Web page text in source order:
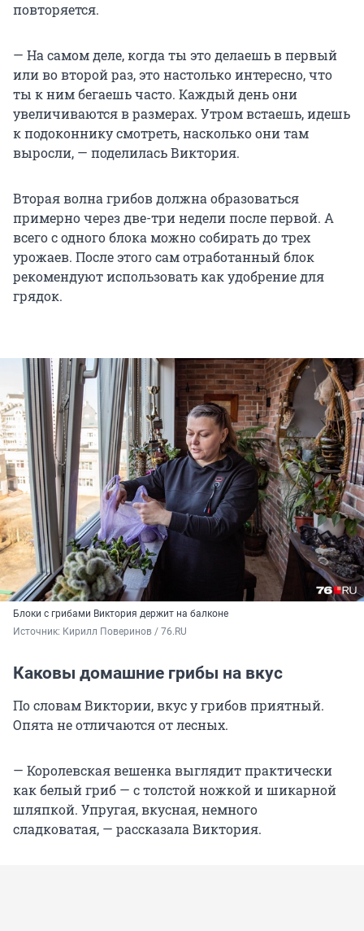
повторяется.
— На самом деле, когда ты это делаешь в первый
или во второй раз, это настолько интересно, что
ты к ним бегаешь часто. Каждый день они
увеличиваются в размерах. Утром встаешь, идешь
к подоконнику смотреть, насколько они там
выросли, — поделилась Виктория.
Вторая волна грибов должна образоваться
примерно через две-три недели после первой. А
всего с одного блока можно собирать до трех
урожаев. После этого сам отработанный блок
рекомендуют использовать как удобрение для
грядок.
Блоки с грибами Виктория держит на балконе
Источник: Кирилл Поверинов / 76.RU
Каковы домашние грибы на вкус
По словам Виктории, вкус у грибов приятный.
Опята не отличаются от лесных.
— Королевская вешенка выглядит практически
как белый гриб — с толстой ножкой и шикарной
шляпкой. Упругая, вкусная, немного
сладковатая, — рассказала Виктория.